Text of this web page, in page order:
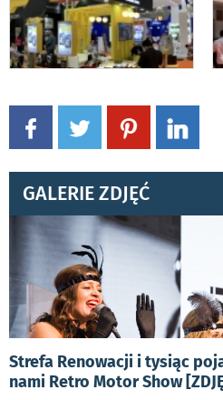
GALERIE ZDJĘĆ
Strefa Renowacji i tysiąc
nami Retro Motor Show